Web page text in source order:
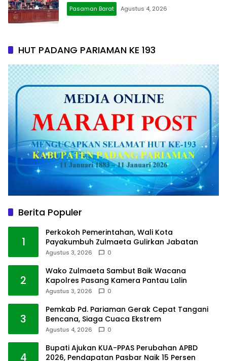
Pasaman Barat Agustus 4, 2026
HUT PADANG PARIAMAN KE 193
Berita Populer
1
Perkokoh Pemerintahan, Wali Kota
Payakumbuh Zulmaeta Gulirkan Jabatan
Agustus 3, 2026 0
2
Wako Zulmaeta Sambut Baik Wacana
Kapolres Pasang Kamera Pantau Lalin
Agustus 3, 2026 0
3
Pemkab Pd. Pariaman Gerak Cepat Tangani
Bencana, Siaga Cuaca Ekstrem
Agustus 4, 2026 0
4
Bupati Ajukan KUA-PPAS Perubahan APBD
2026, Pendapatan Pasbar Naik 15 Persen